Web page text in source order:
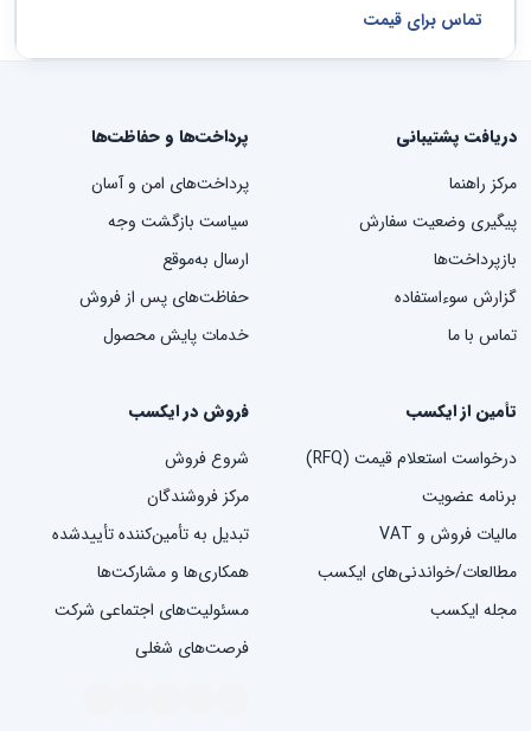
تماس برای قیمت
دریافت پشتیبانی
مرکز راهنما
پیگیری وضعیت سفارش
بازپرداخت‌ها
گزارش سوءاستفاده
تماس با ما
پرداخت‌ها و حفاظت‌ها
پرداخت‌های امن و آسان
سیاست بازگشت وجه
ارسال به‌موقع
حفاظت‌های پس از فروش
خدمات پایش محصول
تأمین از ایکسب
درخواست استعلام قیمت (RFQ)
برنامه عضویت
مالیات فروش و VAT
مطالعات/خواندنی‌های ایکسب
مجله ایکسب
فروش در ایکسب
شروع فروش
مرکز فروشندگان
تبدیل به تأمین‌کننده تأییدشده
همکاری‌ها و مشارکت‌ها
مسئولیت‌های اجتماعی شرکت
فرصت‌های شغلی